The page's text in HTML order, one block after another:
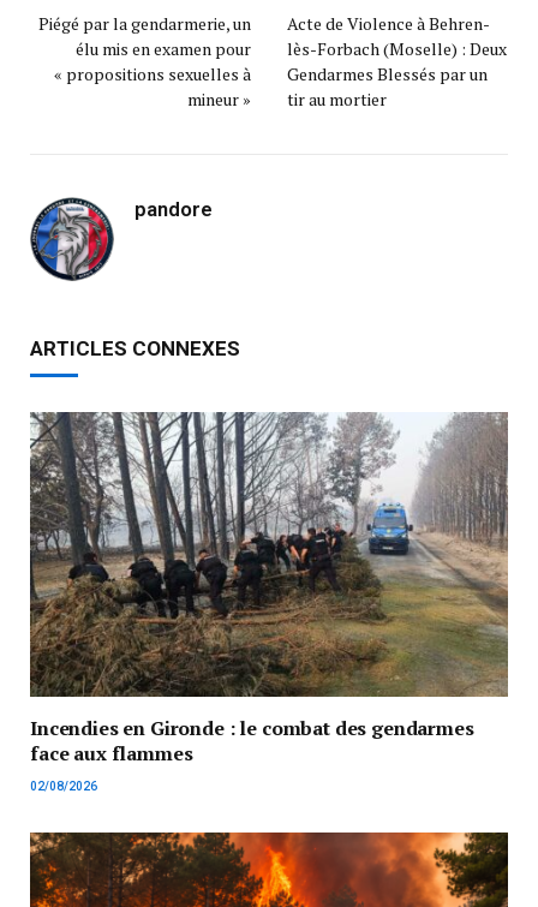
Piégé par la gendarmerie, un
élu mis en examen pour
« propositions sexuelles à
mineur »
Acte de Violence à Behren-
lès-Forbach (Moselle) : Deux
Gendarmes Blessés par un
tir au mortier
pandore
ARTICLES CONNEXES
Incendies en Gironde : le combat des gendarmes
face aux flammes
02/08/2026